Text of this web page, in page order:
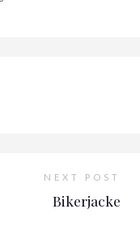
NEXT POST
Bikerjacke